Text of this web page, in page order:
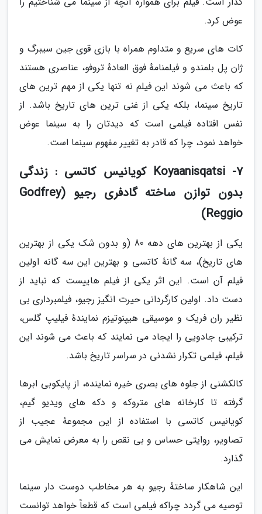
عوض کرد.
کات های سریع و متداوم همراه با بازی قوی جین سیبرگ و
ژان پل بلمندو و فیلمنامهٔ فوق العادهٔ تروفو، عناصری هستند
که باعث می شوند این فیلم نه تنها یکی از مهم ترین های
تاریخ سینما، بلکه یکی از غنی ترین های تاریخ باشد. از
نفس افتاده فیلمی است که دیدتان را به سینما عوض
خواهد نمود، چرا که قادر به تغییر مفهوم سینما است.
7- Koyaanisqatsi کویانیس کاتسی : زندگی
بدون توازن ساخته گادفری رجیو (Godfrey
Reggio)
یکی از بهترین های دهه 80 (و بدون شک یکی از بهترین
های تاریخ)، سه گانهٔ کاتسی و بهترین این سه گانه اولین
فیلم آن است. این اثر یکی از فیلم هاییست که نباید از
دست داد. اولین کارگردانی حیرت انگیز رجیو، فیلمبرداری بی
نظیر ران فریک و موسیقی هیپنوتیزم نمایندهٔ فیلیپ گلس،
ترکیبی جادویی را ایجاد می نمایند که باعث می شوند این
فیلم، فیلمی تکرار نشدنی در سراسر تاریخ باشد.
کالکشنی از جلوه های بصری خیره نماینده، از پایکوبی ابرها
گرفته تا کارخانه های متروکه و دکه های ویدیو گیم،
کویانیس کاتسی با استفاده از این مجموعهٔ عجیب از
تصاویر، روایتی حساس و بی نقص را به معرض نمایش می
گذارد.
این شاهکار ساختهٔ رجیو به هر مخاطب دوست دار سینما
توصیه می گردد چراکه فیلمی است که قطعاً خواهد توانست